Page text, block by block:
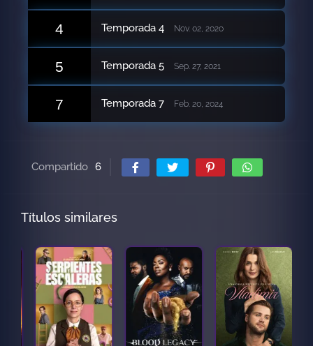
4 Temporada 4 Nov. 02, 2020
5 Temporada 5 Sep. 27, 2021
7 Temporada 7 Feb. 20, 2024
Compartido 6
Títulos similares